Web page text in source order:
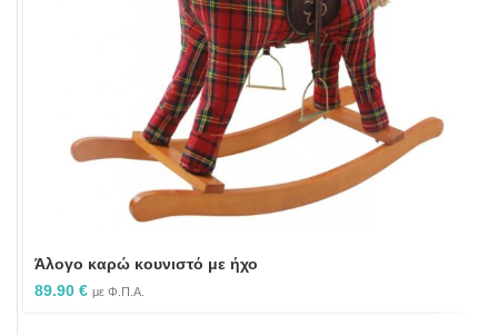
Άλογο καρώ κουνιστό με ήχο
89.90 € με Φ.Π.Α.